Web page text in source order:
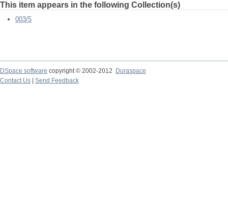
This item appears in the following Collection(s)
003/5
DSpace software copyright © 2002-2012
Duraspace
Contact Us
Send Feedback